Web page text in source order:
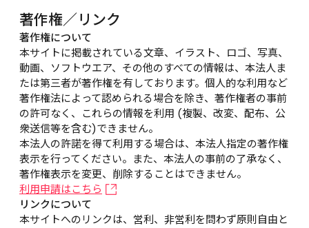
著作権／リンク
著作権について
本サイトに掲載されている文章、イラスト、ロゴ、写真、
動画、ソフトウエア、その他のすべての情報は、本法人ま
たは第三者が著作権を有しております。個人的な利用など
著作権法によって認められる場合を除き、著作権者の事前
の許可なく、これらの情報を利用 (複製、改変、配布、公
衆送信等を含む)できません。
本法人の許諾を得て利用する場合は、本法人指定の著作権
表示を行ってください。また、本法人の事前の了承なく、
著作権表示を変更、削除することはできません。
利用申請はこちら
リンクについて
本サイトへのリンクは、営利、非営利を問わず原則自由と